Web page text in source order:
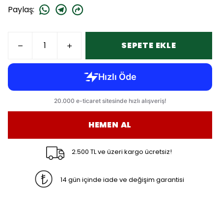
Paylaş:
SEPETE EKLE
HEMEN AL
2.500 TL ve üzeri kargo ücretsiz!
14 gün içinde iade ve değişim garantisi